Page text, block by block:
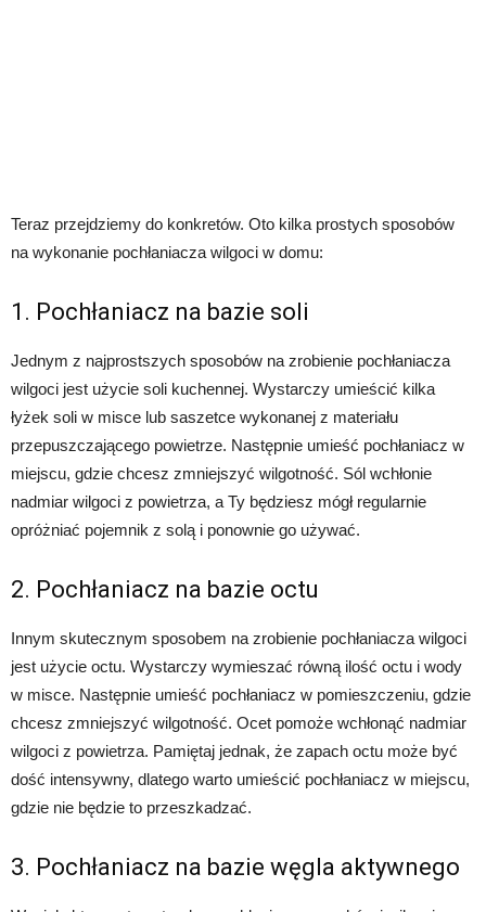
Teraz przejdziemy do konkretów. Oto kilka prostych sposobów
na wykonanie pochłaniacza wilgoci w domu:
1. Pochłaniacz na bazie soli
Jednym z najprostszych sposobów na zrobienie pochłaniacza
wilgoci jest użycie soli kuchennej. Wystarczy umieścić kilka
łyżek soli w misce lub saszetce wykonanej z materiału
przepuszczającego powietrze. Następnie umieść pochłaniacz w
miejscu, gdzie chcesz zmniejszyć wilgotność. Sól wchłonie
nadmiar wilgoci z powietrza, a Ty będziesz mógł regularnie
opróżniać pojemnik z solą i ponownie go używać.
2. Pochłaniacz na bazie octu
Innym skutecznym sposobem na zrobienie pochłaniacza wilgoci
jest użycie octu. Wystarczy wymieszać równą ilość octu i wody
w misce. Następnie umieść pochłaniacz w pomieszczeniu, gdzie
chcesz zmniejszyć wilgotność. Ocet pomoże wchłonąć nadmiar
wilgoci z powietrza. Pamiętaj jednak, że zapach octu może być
dość intensywny, dlatego warto umieścić pochłaniacz w miejscu,
gdzie nie będzie to przeszkadzać.
3. Pochłaniacz na bazie węgla aktywnego